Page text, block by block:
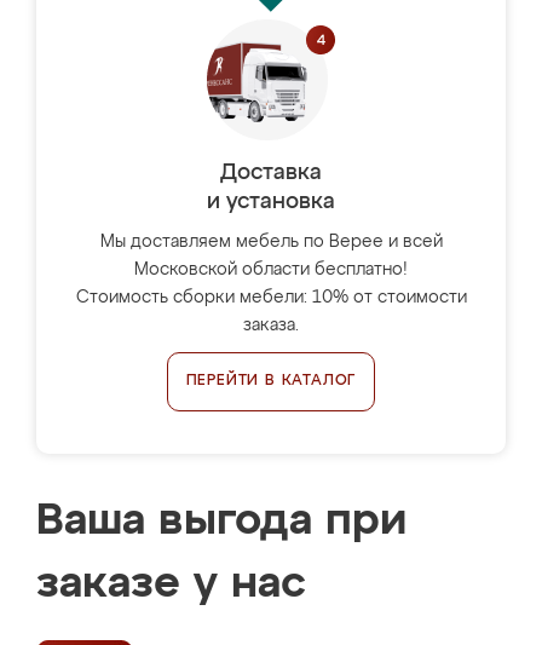
Доставка
и установка
Мы доставляем мебель по Верее и всей
Московской области бесплатно!
Стоимость сборки мебели: 10% от стоимости
заказа.
ПЕРЕЙТИ В КАТАЛОГ
Ваша выгода при
заказе у нас